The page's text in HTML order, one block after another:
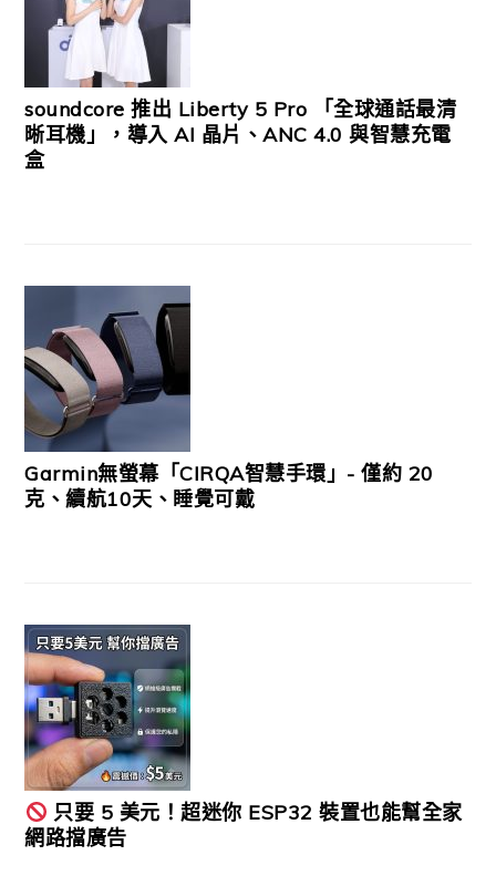
soundcore 推出 Liberty 5 Pro 「全球通話最清
晰耳機」，導入 AI 晶片、ANC 4.0 與智慧充電
盒
Garmin無螢幕「CIRQA智慧手環」- 僅約 20
克、續航10天、睡覺可戴
只要 5 美元！超迷你 ESP32 裝置也能幫全家
網路擋廣告